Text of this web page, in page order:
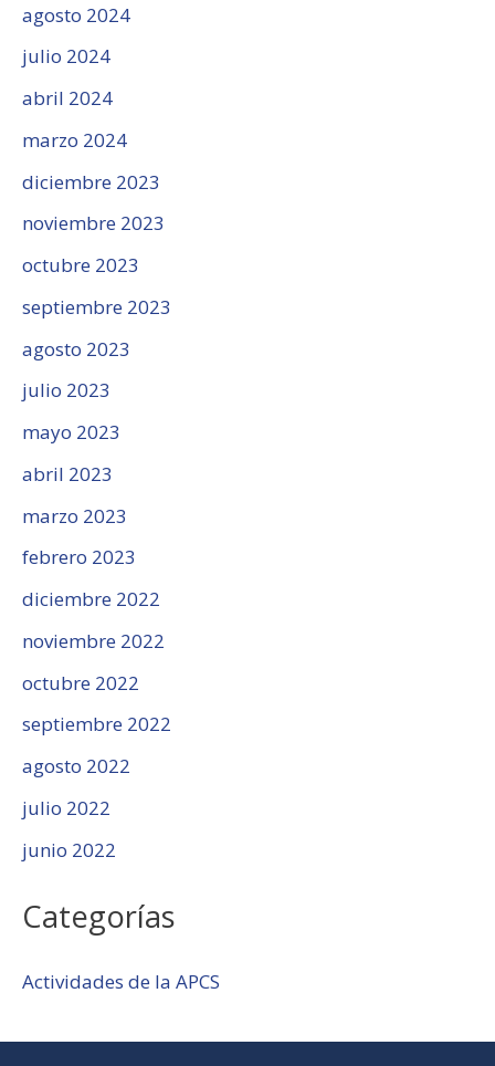
agosto 2024
julio 2024
abril 2024
marzo 2024
diciembre 2023
noviembre 2023
octubre 2023
septiembre 2023
agosto 2023
julio 2023
mayo 2023
abril 2023
marzo 2023
febrero 2023
diciembre 2022
noviembre 2022
octubre 2022
septiembre 2022
agosto 2022
julio 2022
junio 2022
Categorías
Actividades de la APCS